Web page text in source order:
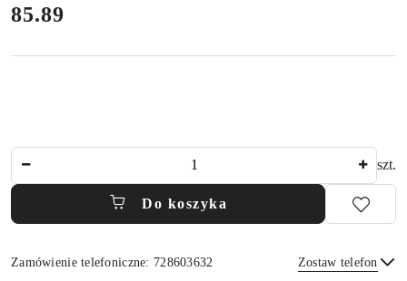
cena:
85.89
szt.
Do koszyka
Zamówienie telefoniczne: 728603632 Zostaw telefon